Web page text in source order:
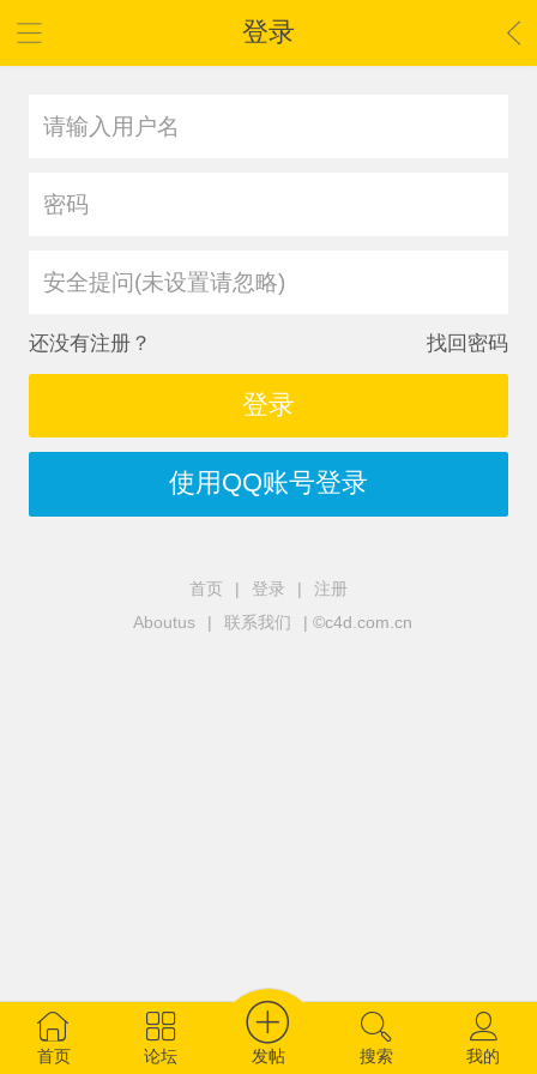
登录
安全提问(未设置请忽略)
还没有注册？ 找回密码
登录
使用QQ账号登录
首页 | 登录 |
注册
Aboutus
| 联系我们 | ©c4d.com.cn
首页 论坛 发帖 搜索 我的